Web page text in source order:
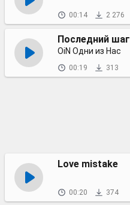
00:14 2 276
Последний шаг
OiN Одни из Нас
00:19 313
Love mistake
00:20 374